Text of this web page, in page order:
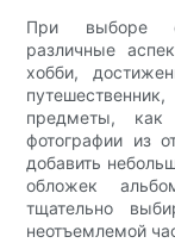
При выборе
различные
хобби,
предметы,
фотографии из
добавить
обложек
тщательно
неотъемлемой